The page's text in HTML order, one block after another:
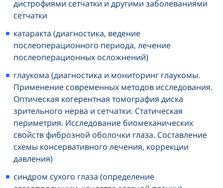
дистрофиями сетчатки и другими заболеваниями
сетчатки
катаракта (диагностика, ведение
послеоперационного периода, лечение
послеоперационных осложнений)
глаукома (диагностика и мониторинг глаукомы.
Применение современных методов исследования.
Оптическая когерентная томография диска
зрительного нерва и сетчатки. Статическая
периметрия. Исследование биомеханических
свойств фиброзной оболочки глаза. Составление
схемы консервативного лечения, коррекции
давления)
синдром сухого глаза (определение